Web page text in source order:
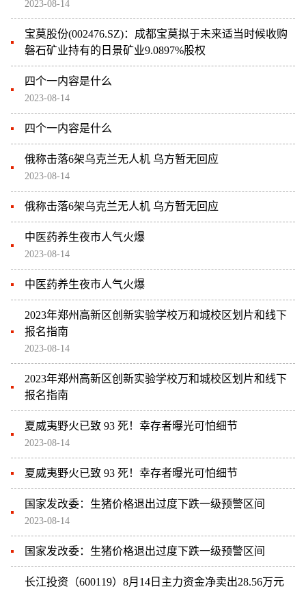
2023-08-14
宝莫股份(002476.SZ)：成都宝莫拟于未来适当时候收购
磐石矿业持有的日景矿业9.0897%股权
四个一内容是什么
2023-08-14
四个一内容是什么
俄称击落6架乌克兰无人机 乌方暂无回应
2023-08-14
俄称击落6架乌克兰无人机 乌方暂无回应
中医药养生夜市人气火爆
2023-08-14
中医药养生夜市人气火爆
2023年郑州高新区创新实验学校万和城校区划片和线下
报名指南
2023-08-14
2023年郑州高新区创新实验学校万和城校区划片和线下
报名指南
夏威夷野火已致 93 死！幸存者曝光可怕细节
2023-08-14
夏威夷野火已致 93 死！幸存者曝光可怕细节
国家发改委：生猪价格退出过度下跌一级预警区间
2023-08-14
国家发改委：生猪价格退出过度下跌一级预警区间
长江投资（600119）8月14日主力资金净卖出28.56万元